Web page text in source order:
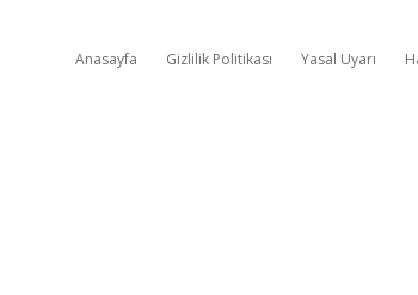
Anasayfa Gizlilik Politikası Yasal Uyarı